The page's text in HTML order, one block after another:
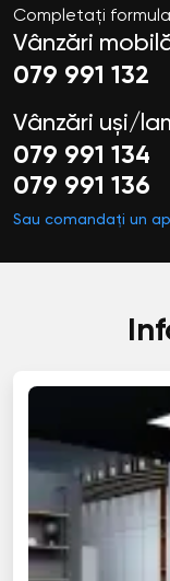
Completați
Vânzări
079 991 132
Vânzări uși/
079 991 134
079 991 136
Sau comandați un